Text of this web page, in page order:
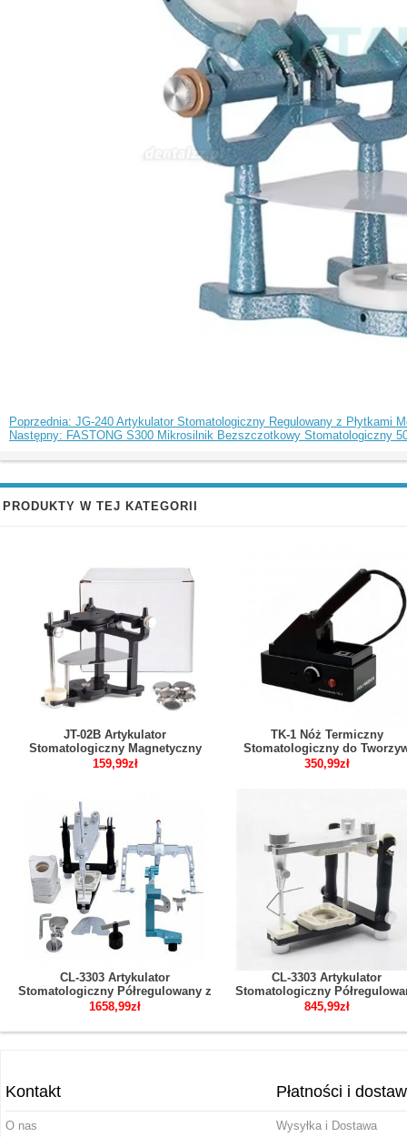
Poprzednia: JG-240 Artykulator Stomatologiczny Regulowany z Płytkami
Następny: FASTONG S300 Mikrosilnik Bezszczotkowy Stomatologiczny
PRODUKTY W TEJ KATEGORII
JT-02B Artykulator
Stomatologiczny Magnetyczny
Typ C Duży
159,99zł
TK-1 Nóż Termiczny
Stomatologiczny do
Termoplastycznych
350,99zł
CL-3303 Artykulator
Stomatologiczny Półregulowany z
Łukiem Twarzowym, Stojakiem
1658,99zł
CL-3303 Artykulator
Stomatologiczny
845,99zł
Kontakt
O nas
Płatności i
Wysyłka i Dostawa